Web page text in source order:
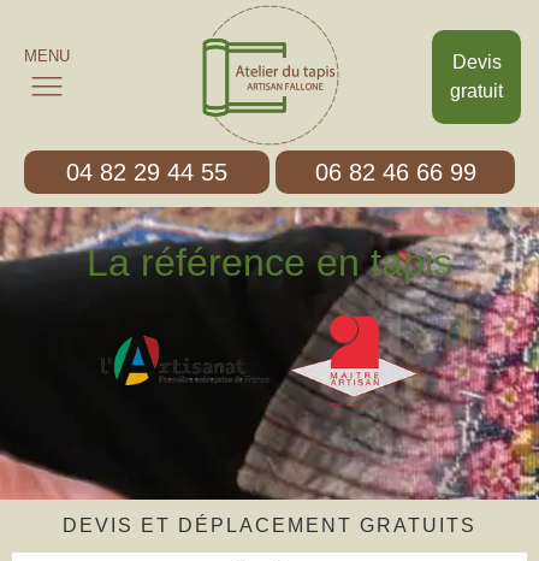
Devis
gratuit
MENU
04 82 29 44 55 06 82 46 66 99
La référence en tapis
DEVIS ET DÉPLACEMENT GRATUITS